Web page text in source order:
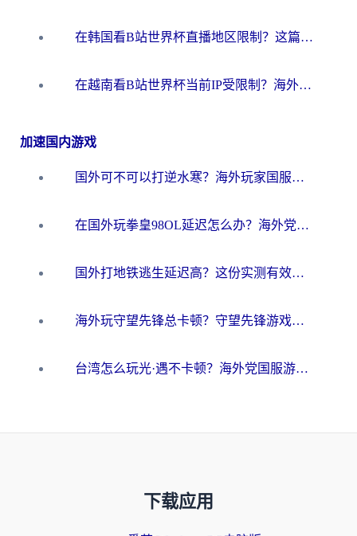
在韩国看B站世界杯直播地区限制？这篇指南让你告别“当前地区不可播放”
在越南看B站世界杯当前IP受限制？海外党体育观赛终极指南来了
加速国内游戏
国外可不可以打逆水寒？海外玩家国服畅玩终极指南（附漫威荒野乱斗加速方案）
在国外玩拳皇98OL延迟怎么办？海外党亲测有效的低延迟指南
国外打地铁逃生延迟高？这份实测有效的低延迟指南帮你吃鸡
海外玩守望先锋总卡顿？守望先锋游戏加速器在哪里买&避坑指南（附欧洲非洲游戏实测）
台湾怎么玩光·遇不卡顿？海外党国服游戏加速终极攻略（附实测体验）
下载应用